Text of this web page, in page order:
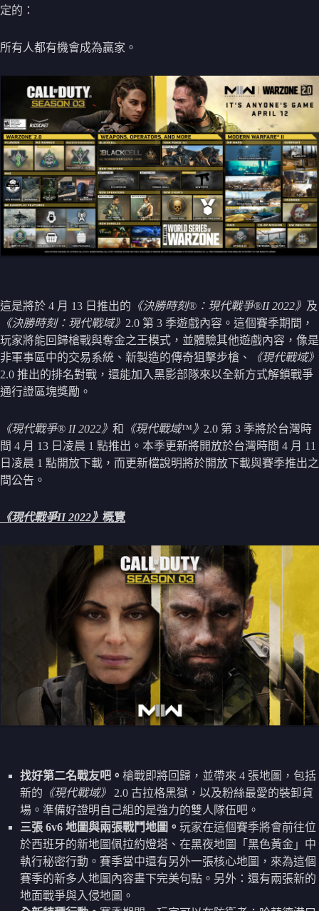
定的：
所有人都有機會成為贏家。
這是將於 4 月 13 日推出的 《決勝時刻®：現代戰爭®II 2022》 及
《決勝時刻：現代戰域》 2.0 第 3 季遊戲內容。這個賽季期間，
玩家將能回歸槍戰與奪金之王模式，並體驗其他遊戲內容，像是
非軍事區中的交易系統、新製造的傳奇狙擊步槍、
《現代戰域》
2.0 推出的排名對戰，還能加入黑影部隊來以全新方式解鎖戰爭
通行證區塊獎勵。
《現代戰爭® II 2022》 和 《現代戰域™》 2.0 第 3 季將於台灣時
間 4 月 13 日凌晨 1 點推出。本季更新將開放於台灣時間 4 月 11
日凌晨 1 點開放下載，而更新檔說明將於開放下載與賽季推出之
間公告。
《現代戰爭II 2022》 概覽
找好第二名戰友吧。 槍戰即將回歸，並帶來 4 張地圖，包括
新的 《現代戰域》
2.0 古拉格黑獄，以及粉絲最愛的裝卸貨
場。準備好證明自己組的是強力的雙人隊伍吧。
三張 6v6 地圖與兩張戰鬥地圖。 玩家在這個賽季將會前往位
於西班牙的新地圖佩拉約燈塔、在黑夜地圖「黑色黃金」中
執行秘密行動。賽季當中還有另外一張核心地圖，來為這個
賽季的新多人地圖內容畫下完美句點。另外：還有兩張新的
地面戰爭與入侵地圖。